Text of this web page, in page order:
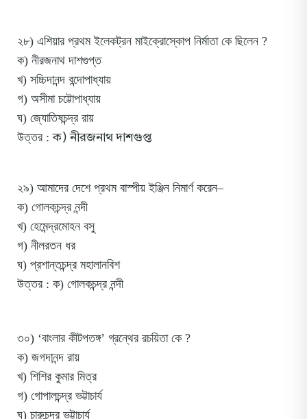
২৮) এশিয়ার প্রথম ইলেকট্রন মাইক্রোস্কোপ নির্মাতা কে ছিলেন ?
ক) নীরজনাথ দাশগুপ্ত
খ) সচ্চিদানন্দ বন্দোপাধ্যায়
গ) অসীমা চট্টোপাধ্যায়
ঘ) জ্যোতিষচন্দ্র রায়
উত্তর :ক) নীরজনাথ দাশগুপ্ত
২৯) আমাদের দেশে প্রথম বাস্পীয় ইঞ্জিন নিমার্ণ করেন–
ক) গোলকচন্দ্র নন্দী
খ) হেমেন্দ্রমোহন বসু
গ) নীলরতন ধর
ঘ) প্রশান্তচন্দ্র মহালানবিশ
উত্তর : ক) গোলকচন্দ্র নন্দী
৩০) ‘বাংলার কীটপতঙ্গ’ গ্রন্থের রচয়িতা কে ?
ক) জগদানন্দ রায়
খ) শিশির কুমার মিত্র
গ) গোপালচন্দ্র ভট্টাচার্য
ঘ) চারুচন্দ্র ভট্টাচার্য